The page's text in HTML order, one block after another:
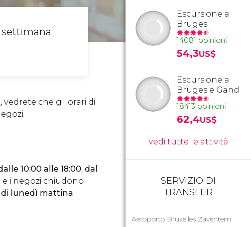
, vedrete che gli orari di
10:00 alle 18:00, dal
e i negozi chiudono
di lunedì mattina.
Escursione a
Bruges
14081 opinioni
54,3US$
Escursione a
Bruges e Gand
18413 opinioni
62,4US$
vedi tutte le attività
SERVIZIO DI
TRANSFER
Aeroporto Bruxelles Zaventem